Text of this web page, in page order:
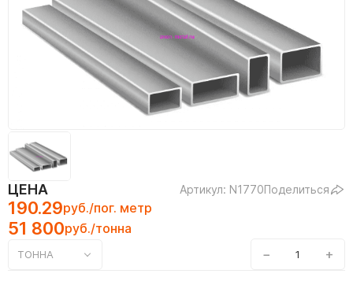
ЦЕНА Артикул: N1770Поделиться
190.29руб./пог. метр
51 800руб./тонна
ТОННА − +